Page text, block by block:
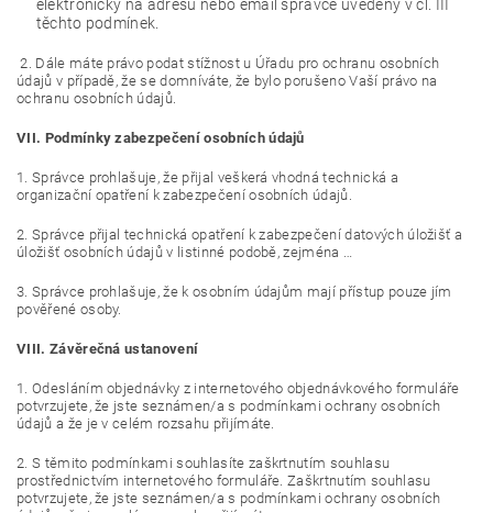
elektronicky na adresu nebo email správce uvedený v čl. III
těchto podmínek.
2. Dále máte právo podat stížnost u Úřadu pro ochranu osobních
údajů v případě, že se domníváte, že bylo porušeno Vaší právo na
ochranu osobních údajů.
VII. Podmínky zabezpečení osobních údajů
1. Správce prohlašuje, že přijal veškerá vhodná technická a
organizační opatření k zabezpečení osobních údajů.
2. Správce přijal technická opatření k zabezpečení datových úložišť a
úložišť osobních údajů v listinné podobě, zejména …
3. Správce prohlašuje, že k osobním údajům mají přístup pouze jím
pověřené osoby.
VIII. Závěrečná ustanovení
1. Odesláním objednávky z internetového objednávkového formuláře
potvrzujete, že jste seznámen/a s podmínkami ochrany osobních
údajů a že je v celém rozsahu přijímáte.
2. S těmito podmínkami souhlasíte zaškrtnutím souhlasu
prostřednictvím internetového formuláře. Zaškrtnutím souhlasu
potvrzujete, že jste seznámen/a s podmínkami ochrany osobních